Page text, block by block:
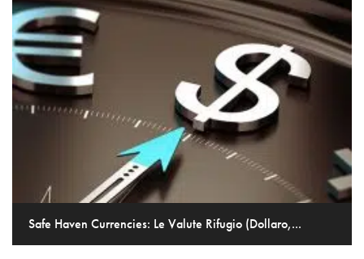
Safe Haven Currencies: Le Valute Rifugio (Dollaro,...